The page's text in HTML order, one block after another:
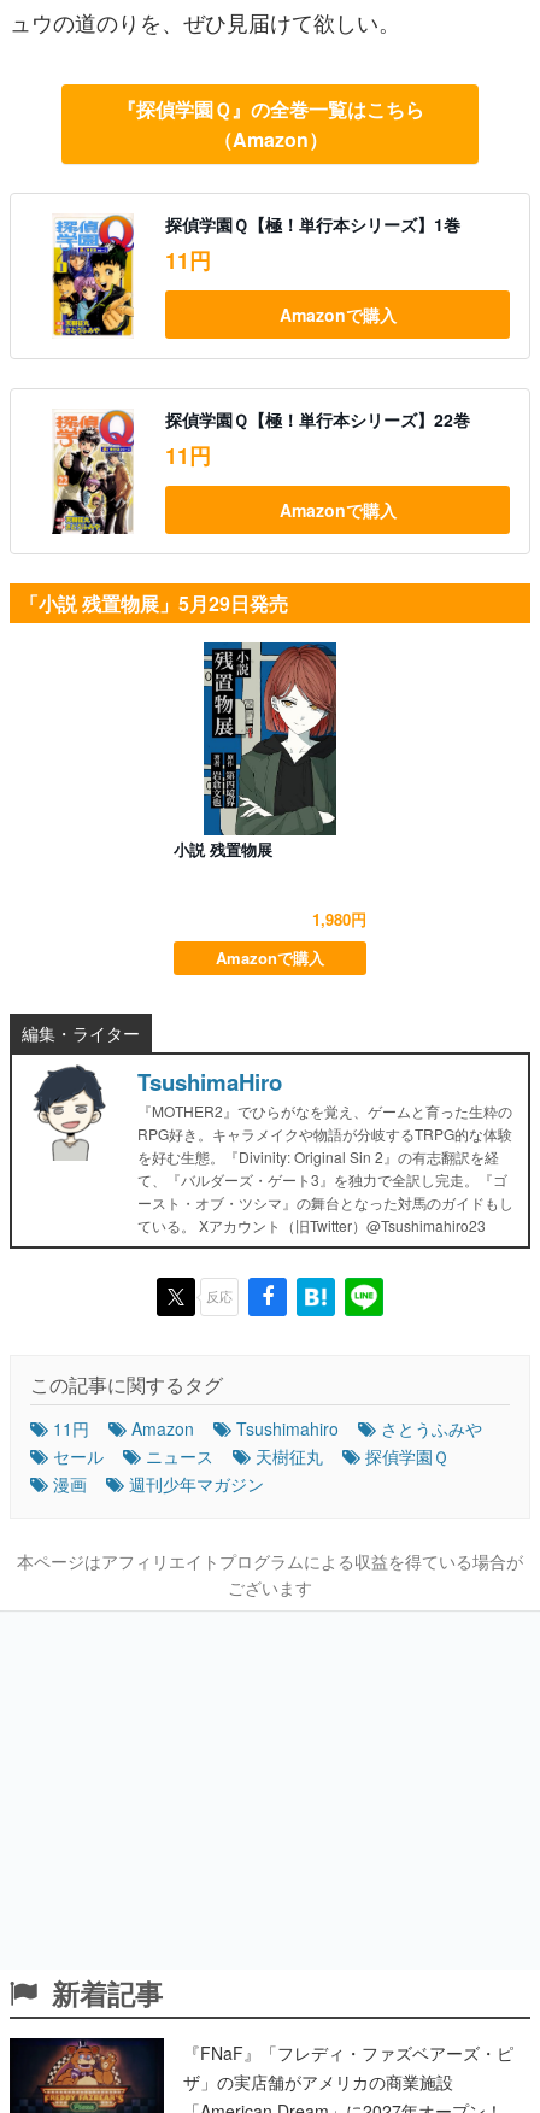
ュウの道のりを、ぜひ見届けて欲しい。
『探偵学園Ｑ』の全巻一覧はこちら
（Amazon）
探偵学園Ｑ【極！単行本シリーズ】1巻
11円
Amazonで購入
探偵学園Ｑ【極！単行本シリーズ】22巻
11円
Amazonで購入
「小説 残置物展」5月29日発売
小説 残置物展
1,980円
Amazonで購入
編集・ライター
TsushimaHiro
『MOTHER2』でひらがなを覚え、ゲームと育った生粋の
RPG好き。キャラメイクや物語が分岐するTRPG的な体験
を好む生態。『Divinity: Original Sin 2』の有志翻訳を経
て、『バルダーズ・ゲート3』を独力で全訳し完走。『ゴ
ースト・オブ・ツシマ』の舞台となった対馬のガイドもし
ている。 Xアカウント（旧Twitter）@Tsushimahiro23
反応
この記事に関するタグ
11円 Amazon Tsushimahiro
さとうふみや
セール
ニュース 天樹征丸
探偵学園Ｑ
漫画
週刊少年マガジン
本ページはアフィリエイトプログラムによる収益を得ている場合が
ございます
新着記事
『FNaF』「フレディ・ファズベアーズ・ピ
ザ」の実店舗がアメリカの商業施設